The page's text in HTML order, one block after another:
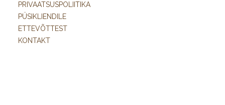
PRIVAATSUSPOLIITIKA
PÜSIKLIENDILE
ETTEVÕTTEST
KONTAKT